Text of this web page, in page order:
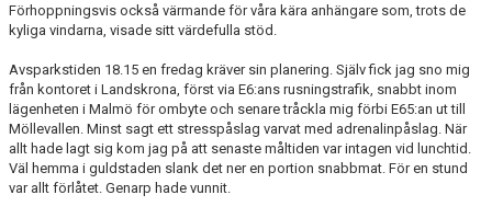
Förhoppningsvis också värmande för våra kära anhängare som, trots de
kyliga vindarna, visade sitt värdefulla stöd.
Avsparkstiden 18.15 en fredag kräver sin planering. Själv fick jag sno mig
från kontoret i Landskrona, först via E6:ans rusningstrafik, snabbt inom
lägenheten i Malmö för ombyte och senare tråckla mig förbi E65:an ut till
Möllevallen. Minst sagt ett stresspåslag varvat med adrenalinpåslag. När
allt hade lagt sig kom jag på att senaste måltiden var intagen vid lunchtid.
Väl hemma i guldstaden slank det ner en portion snabbmat. För en stund
var allt förlåtet. Genarp hade vunnit.